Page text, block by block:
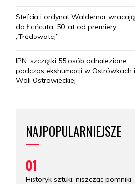
Stefcia i ordynat Waldemar wracają
do Łańcuta; 50 lat od premiery
„Trędowatej”
IPN: szczątki 55 osób odnalezione
podczas ekshumacji w Ostrówkach i
Woli Ostrowieckiej
NAJPOPULARNIEJSZE
01
Historyk sztuki: niszcząc pomniki